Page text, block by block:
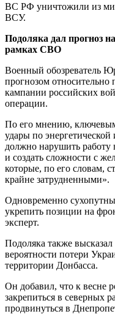
ВС РФ уничтожили из
ВСУ.
Подоляка дал прогноз
рамках СВО
Военный обозреватель
прогнозом относительно
кампании российских
операции.
По его мнению,
удары по
должно нарушить
и создать сложности с
которые, по его словам,
крайне затрудненными».
Одновременно
укрепить позиции на
эксперт.
Подоляка также
вероятности потери
территории Донбасса.
Он добавил, что к весне
закрепиться в северных
продвинуться в